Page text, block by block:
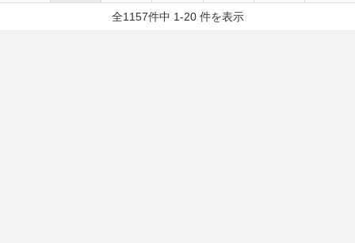
全1157件中 1-20 件を表示